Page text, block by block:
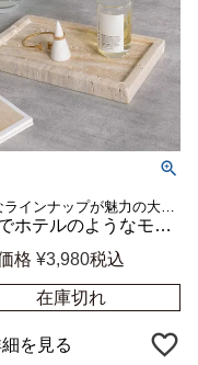
豊富なラインナップが魅力の大理石シリーズ、MARVERA（マーヴェラ）のトラバーチンの小物入れトレイMサイズ
まるでホテルのようなモダンで上品な空間に格上げできるシンプルで洗練された天然石トラバーチンの小物入れトレー【MARVERA-マーヴェラ】トレイMサイズ [34655]
格 ¥3,980税込
在庫切れ
を見る